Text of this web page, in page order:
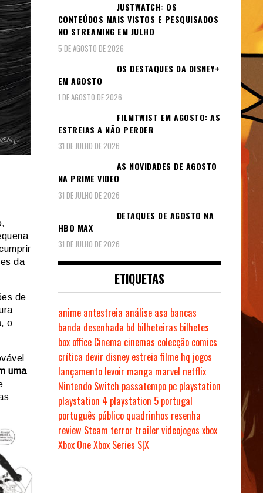
da
de
, o
uma
JUSTWATCH: OS
CONTEÚDOS MAIS VISTOS E PESQUISADOS
NO STREAMING EM JULHO
5 DE AGOSTO DE 2026
OS DESTAQUES DA DISNEY+
EM AGOSTO
1 DE AGOSTO DE 2026
FILMTWIST EM AGOSTO: AS
ESTREIAS A NÃO PERDER
31 DE JULHO DE 2026
AS NOVIDADES DE AGOSTO
NA PRIME VIDEO
31 DE JULHO DE 2026
DETAQUES DE AGOSTO NA
HBO MAX
31 DE JULHO DE 2026
ETIQUETAS
anime antestreia análise asa bancas
banda desenhada bd bilheteiras bilhetes
box office Cinema cinemas colecção comics
crítica devir disney estreiafilme hq jogos
lançamento levoir manga marvel netflix
Nintendo Switch passatempo pc playstation
playstation 4 playstation 5 portugal
português público quadrinhos resenha
review Steam terror trailer videojogos xbox
Xbox OneXbox Series S|X